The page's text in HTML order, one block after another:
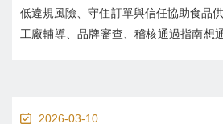
低違規風險、守住訂單與信任協助食品
工廠輔導、品牌審查、稽核通過指南想
2026-03-10